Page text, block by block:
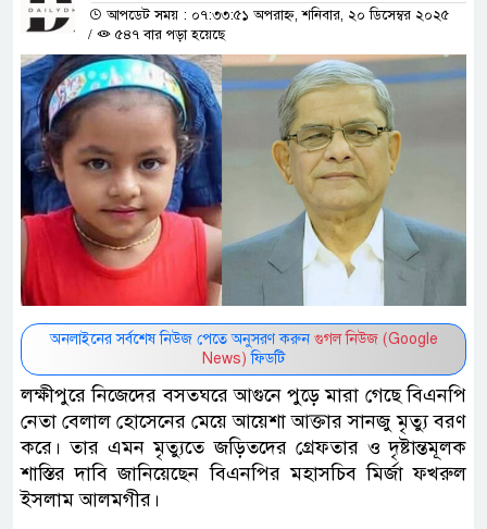
আপডেট সময় : ০৭:৩৩:৫১ অপরাহ্ন, শনিবার, ২০ ডিসেম্বর ২০২৫
/
৫৪৭ বার পড়া হয়েছে
অনলাইনের সর্বশেষ নিউজ পেতে অনুসরণ করুন গুগল নিউজ (Google
News) ফিডটি
লক্ষীপুরে নিজেদের বসতঘরে আগুনে পুড়ে মারা গেছে বিএনপি
নেতা বেলাল হোসেনের মেয়ে আয়েশা আক্তার সানজু মৃত্যু বরণ
করে। তার এমন মৃত্যুতে জড়িতদের গ্রেফতার ও দৃষ্টান্তমূলক
শাস্তির দাবি জানিয়েছেন বিএনপির মহাসচিব মির্জা ফখরুল
ইসলাম আলমগীর।